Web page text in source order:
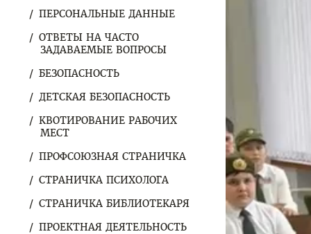
ПЕРСОНАЛЬНЫЕ ДАННЫЕ
ОТВЕТЫ НА ЧАСТО
ЗАДАВАЕМЫЕ ВОПРОСЫ
БЕЗОПАСНОСТЬ
ДЕТСКАЯ БЕЗОПАСНОСТЬ
КВОТИРОВАНИЕ РАБОЧИХ
МЕСТ
ПРОФСОЮЗНАЯ СТРАНИЧКА
СТРАНИЧКА ПСИХОЛОГА
СТРАНИЧКА БИБЛИОТЕКАРЯ
ПРОЕКТНАЯ ДЕЯТЕЛЬНОСТЬ